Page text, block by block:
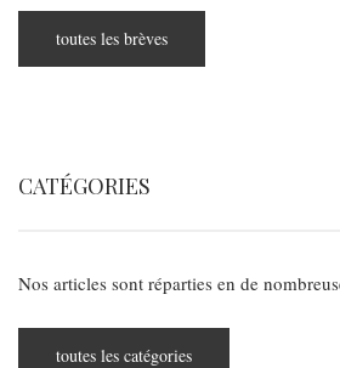
toutes les brèves
CATÉGORIES
Nos articles sont réparties en de
toutes les catégories